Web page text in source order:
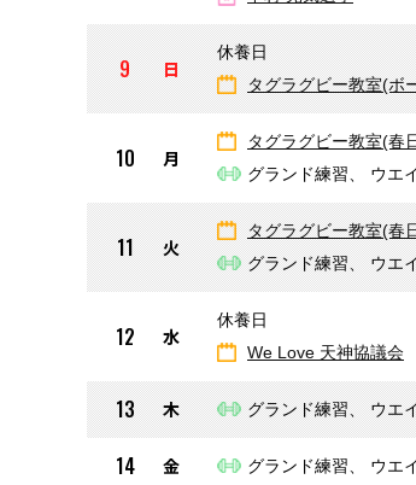
9 日
休養日
タグラグビー教室(ボ
10 月
タグラグビー教室(春
グランド練習、 ウエ
11 火
タグラグビー教室(春
グランド練習、 ウエ
12 水
休養日
We Love 天神協議会
13 木 グランド練習、 ウエ
14 金 グランド練習、 ウエ